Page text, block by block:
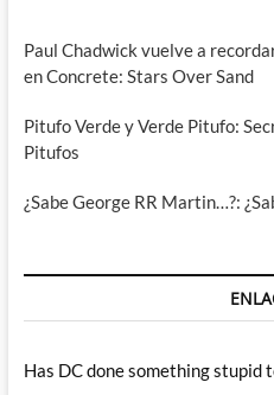
Paul Chadwick vuelve a
en Concrete: Stars Over Sand
Pitufo Verde y Verde Pitufo:
Pitufos
¿Sabe George RR Martin…?:
Has DC done something stupid